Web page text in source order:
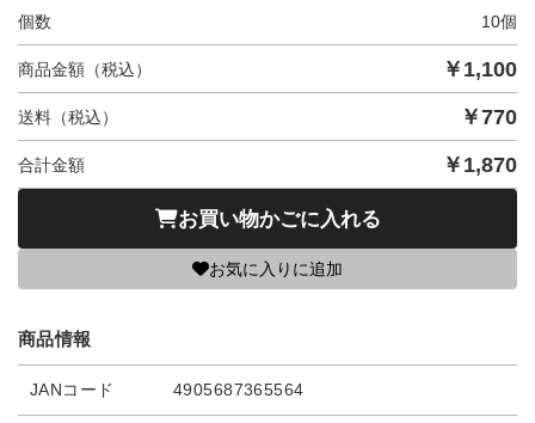
個数 10個
商品金額（税込） ￥ 1,100
送料（税込） ￥770
合計金額 ￥ 1,870
お買い物かごに入れる
お気に入りに追加
商品情報
JANコード 4905687365564